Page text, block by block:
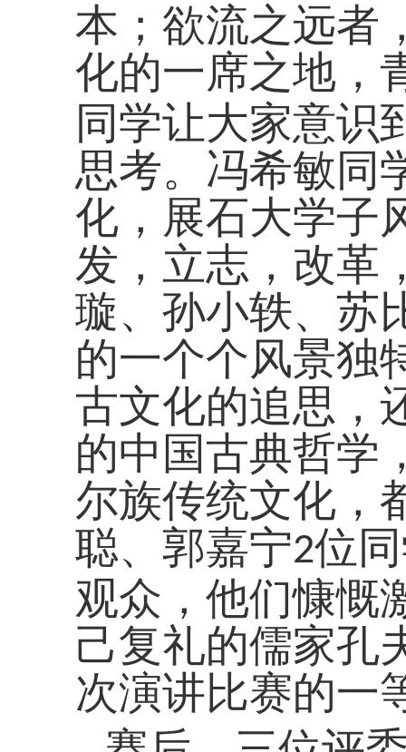
本；欲流之远者
化的一席之地，
同学让大家意识
思考。冯希敏同
化，展石大学子
发，立志，改革
璇、孙小轶、苏
的一个个风景独
古文化的追思，
的中国古典哲学
尔族传统文化，
聪、郭嘉宁2位
观众，他们慷慨
己复礼的儒家孔
次演讲比赛的一